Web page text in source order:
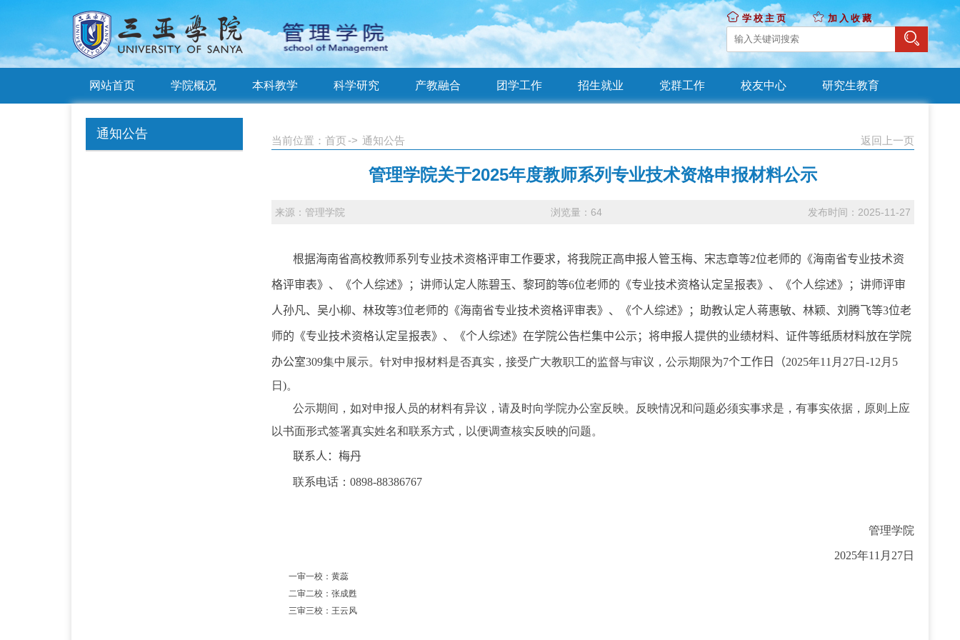
学校主页 加入收藏
网站首页 学院概况 本科教学 科学研究 产教融合 团学工作 招生就业 党群工作 校友中心 研究生教育
通知公告 当前位置： 首页-> 通知公告 返回上一页
管理学院关于2025年度教师系列专业技术资格申报材料公示
来源：管理学院 浏览量： 64 发布时间：2025-11-27
根据海南省高校教师系列专业技术资格评审工作要求，将我院正高申报人管玉梅、宋志章等2位老师的《海南省专业技术资
格评审表》、《个人综述》 ； 讲师认定人陈碧玉、黎珂韵等6位老师的 《专业技术资格认定呈报表》、 《个人综述》 ； 讲师评审
人孙凡、吴小柳、林玫等3位老师的 《海南省专业技术资格评审表》、 《个人综述》 ； 助教认定人蒋惠敏、林颖、刘腾飞等3位老
师的 《专业技术资格认定呈报表》、 《个人综述》 在学院公告栏集中公示；将申报人提供的业绩材料、证件等纸质材料放在学院
办公室309集中展示。针对申报材料是否真实，接受广大教职工的监督与审议，公示期限为7个工作 日（2025年11 月 27日 -12 月 5
日 )。
公示期间，如对申报人员的材料有异议，请及时向学院办公室反映。反映情况和问题必须实事求是，有事实依据，原则上应
以书面形式签署真实姓名和联系方式，以便调查核实反映的问题。
联系人： 梅丹
联系电话： 0898-88386767
管理学院
2025年11 月 27日
一审一校：黄蕊
二审二校：张成甦
三审三校：王云风